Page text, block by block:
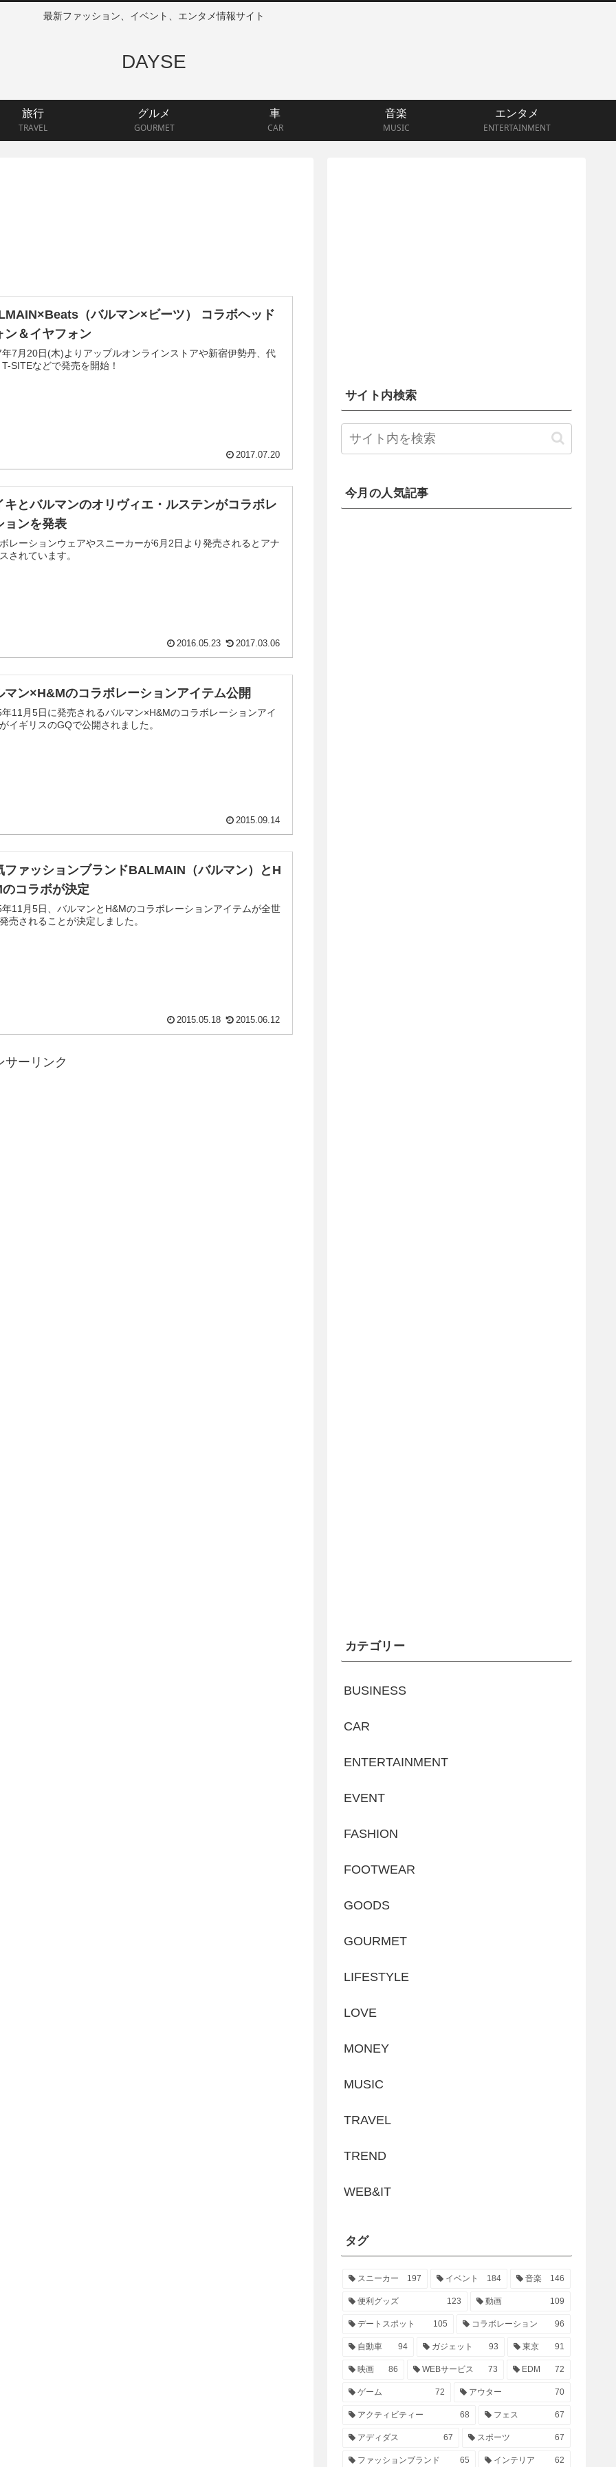
最新ファッション、イベント、エンタメ情報サイト
DAYSE
旅行
TRAVEL
グルメ
GOURMET
車
CAR
音楽
MUSIC
エンタメ
ENTERTAINMENT
（バルマン×ビーツ） コラボヘッド
ン＆イヤフォン
7月20日(木)よりアップルオンラインストアや新宿伊勢丹、代
SITEなどで発売を開始！
2017.07.20
キとバルマンのオリヴィエ・ルステンがコラボレ
ョンを発表
レーションウェアやスニーカーが6月2日より発売されるとアナ
されています。
2016.05.23 2017.03.06
マン×H&Mのコラボレーションアイテム公開
11月5日に発売されるバルマン×H&Mのコラボレーションアイ
イギリスのGQで公開されました。
2015.09.14
ファッションブランドBALMAIN（バルマン）とH
のコラボが決定
11月5日、バルマンとH&Mのコラボレーションアイテムが全世
売されることが決定しました。
2015.05.18 2015.06.12
サーリンク
サイト内検索
今月の人気記事
カテゴリー
BUSINESS
CAR
ENTERTAINMENT
EVENT
FASHION
FOOTWEAR
GOODS
GOURMET
LIFESTYLE
LOVE
MONEY
MUSIC
TRAVEL
TREND
WEB&IT
タグ
スニーカー 197 イベント 184 音楽 146
便利グッズ 123 動画 109
デートスポット 105 コラボレーション 96
自動車 94 ガジェット 93 東京 91
映画 86 WEBサービス 73 EDM 72
ゲーム 72 アウター 70
アクティビティー 68 フェス 67
アディダス 67 スポーツ 67
ファッションブランド 65 インテリア 62